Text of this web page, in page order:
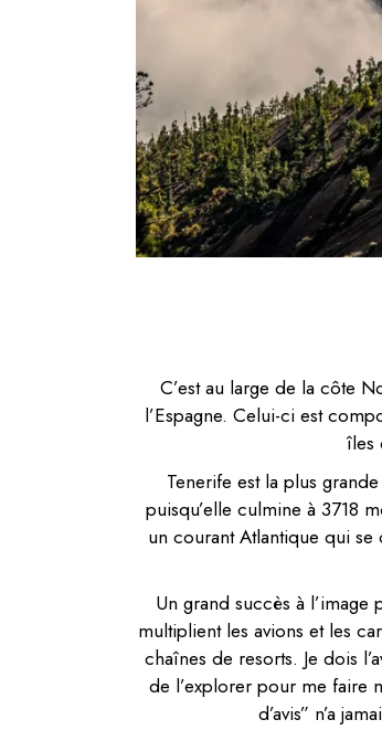
C’est au large de la côte
l’Espagne. Celui-ci est
îles
Tenerife est la plus
puisqu’elle culmine à 3718
un courant Atlantique qui
Un grand succès à
multiplient les avions et les
chaînes de resorts. Je dois
de l’explorer pour me faire
d’avis” n’a